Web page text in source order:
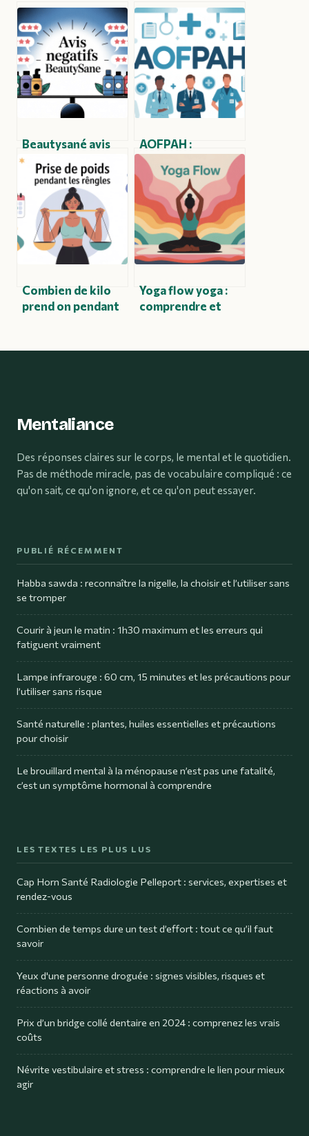
Beautysané avis
négatifs : ce que
disent vraiment
les utilisateurs
AOFPAH :
comprendre ce
que recouvre ce
sigle, ses enjeux et
ses applications
Combien de kilo
prend on pendant
agir
Yoga flow yoga :
comprendre et
fluide et moderne
Mentaliance
Des réponses claires sur le corps, le mental et le quotidien.
Pas de méthode miracle, pas de vocabulaire compliqué : ce
qu'on sait, ce qu'on ignore, et ce qu'on peut essayer.
PUBLIÉ RÉCEMMENT
Habba sawda : reconnaître la nigelle, la choisir et l’utiliser sans
se tromper
Courir à jeun le matin : 1h30 maximum et les erreurs qui
fatiguent vraiment
Lampe infrarouge : 60 cm, 15 minutes et les précautions pour
l’utiliser sans risque
Santé naturelle : plantes, huiles essentielles et précautions
pour choisir
Le brouillard mental à la ménopause n’est pas une fatalité,
c’est un symptôme hormonal à comprendre
LES TEXTES LES PLUS LUS
Cap Horn Santé Radiologie Pelleport : services, expertises et
rendez-vous
Combien de temps dure un test d’effort : tout ce qu’il faut
savoir
Yeux d'une personne droguée : signes visibles, risques et
réactions à avoir
Prix d’un bridge collé dentaire en 2024 : comprenez les vrais
coûts
Névrite vestibulaire et stress : comprendre le lien pour mieux
agir